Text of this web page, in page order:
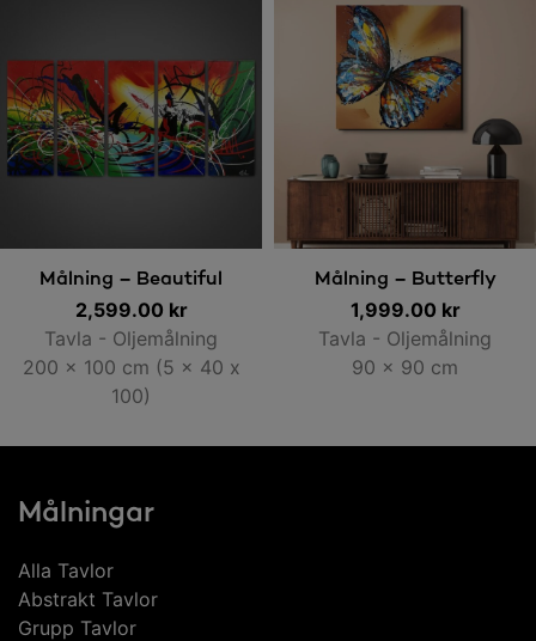
Lägg till i varukorg
Målning – Beautiful
Colours
2,599.00 kr
Tavla - Oljemålning
200 x 100 cm (5 x 40 x
100)
Lägg till i varukorg
Målning – Butterfly
1,999.00 kr
Tavla - Oljemålning
90 x 90 cm
Målningar
Alla Tavlor
Abstrakt Tavlor
Grupp Tavlor